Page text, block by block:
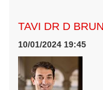
TAVI DR D
10/01/2024 19:45